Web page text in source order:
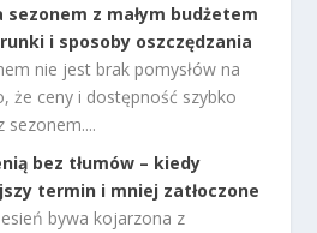
sezonem z małym budżetem
i sposoby oszczędzania
nie jest brak pomysłów na
że ceny i dostępność szybko
sezonem....
bez tłumów – kiedy
termin i mniej zatłoczone
Jesień bywa kojarzona z